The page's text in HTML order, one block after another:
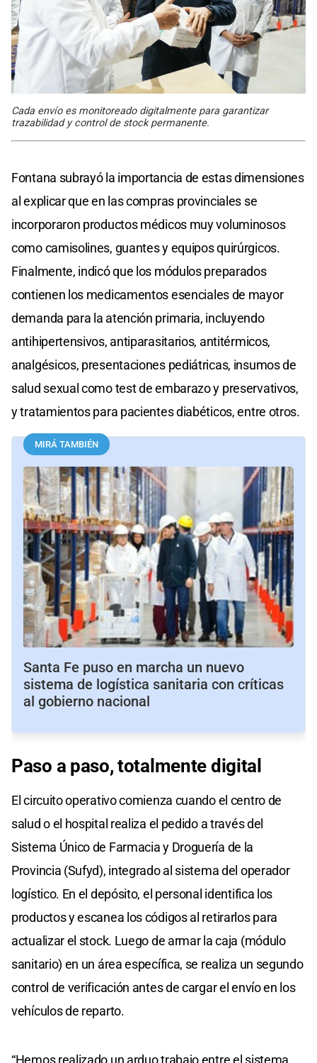
Cada envío es monitoreado digitalmente para garantizar
trazabilidad y control de stock permanente.
Fontana subrayó la importancia de estas dimensiones
al explicar que en las compras provinciales se
incorporaron productos médicos muy voluminosos
como camisolines, guantes y equipos quirúrgicos.
Finalmente, indicó que los módulos preparados
contienen los medicamentos esenciales de mayor
demanda para la atención primaria, incluyendo
antihipertensivos, antiparasitarios, antitérmicos,
analgésicos, presentaciones pediátricas, insumos de
salud sexual como test de embarazo y preservativos,
y tratamientos para pacientes diabéticos, entre otros.
MIRÁ TAMBIÉN
Santa Fe puso en marcha un nuevo
sistema de logística sanitaria con críticas
al gobierno nacional
Paso a paso, totalmente digital
El circuito operativo comienza cuando el centro de
salud o el hospital realiza el pedido a través del
Sistema Único de Farmacia y Droguería de la
Provincia (Sufyd), integrado al sistema del operador
logístico. En el depósito, el personal identifica los
productos y escanea los códigos al retirarlos para
actualizar el stock. Luego de armar la caja (módulo
sanitario) en un área específica, se realiza un segundo
control de verificación antes de cargar el envío en los
vehículos de reparto.